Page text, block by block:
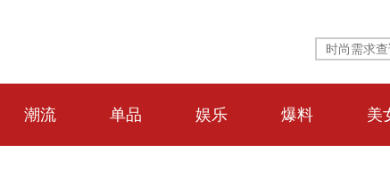
潮流 单品 娱乐 爆料 美